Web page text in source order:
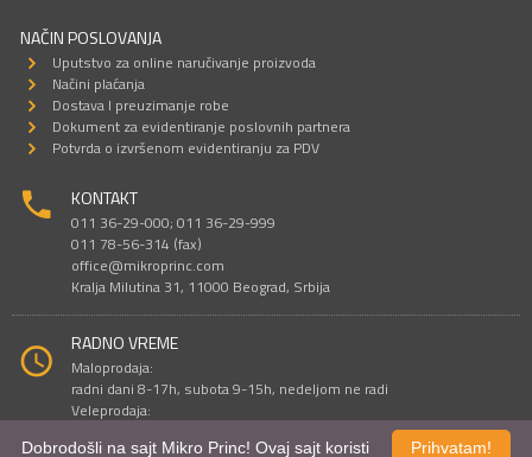
NAČIN POSLOVANJA
Uputstvo za online naručivanje proizvoda
Načini plaćanja
Dostava I preuzimanje robe
Dokument za evidentiranje poslovnih partnera
Potvrda o izvršenom evidentiranju za PDV
KONTAKT
011 36-29-000; 011 36-29-999
011 78-56-314 (fax)
office@mikroprinc.com
Kralja Milutina 31, 11000 Beograd, Srbija
RADNO VREME
Maloprodaja:
radni dani 8-17h, subota 9-15h, nedeljom ne radi
Veleprodaja:
Prihvatam!
Dobrodošli na sajt Mikro Princ! Ovaj sajt koristi